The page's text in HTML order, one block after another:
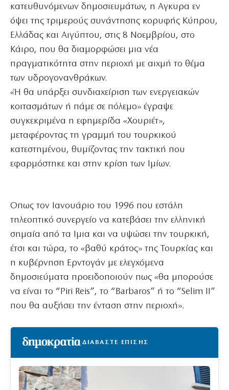
κατευθυνόμενων δημοσιευμάτων, η Αγκυρα εν
όψει της τριμερούς συνάντησης κορυφής Κύπρου,
Ελλάδας και Αιγύπτου, στις 8 Νοεμβρίου, στο
Κάιρο, που θα διαμορφώσει μια νέα
πραγματικότητα στην περιοχή με αιχμή το θέμα
των υδρογονανθράκων.
«Ή θα υπάρξει συνδιαχείριση των ενεργειακών
κοιτασμάτων ή πάμε σε πόλεμο» έγραψε
συγκεκριμένα η εφημερίδα «Χουριέτ»,
μεταφέροντας τη γραμμή του τουρκικού
κατεστημένου, θυμίζοντας την τακτική που
εφαρμόστηκε και στην κρίση των Ιμίων.
Οπως τον Ιανουάριο του 1996 που εστάλη
τηλεοπτικό συνεργείο να κατεβάσει την ελληνική
σημαία από τα Ιμια και να υψώσει την τουρκική,
έτσι και τώρα, το «βαθύ κράτος» της Τουρκίας και
η κυβέρνηση Ερντογάν με ελεγχόμενα
δημοσιεύματα προειδοποιούν πως «θα μπορούσε
να είναι το “Piri Reis”, το “Barbaros” ή το “Selim II”
που θα αυξήσει την ένταση στην περιοχή».
ΔΙΑΒΑΣΤΕ ΕΠΙΣΗΣ